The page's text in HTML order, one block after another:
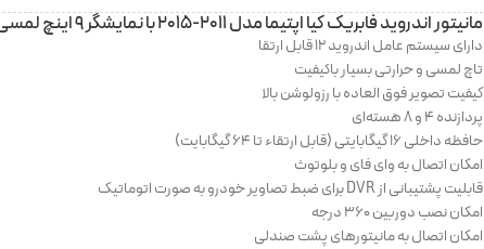
مانیتور اندروید فابریک کیا اپتیما مدل ۲۰۱۱-۲۰۱۵ با نمایشگر ۹ اینچ لمسی
دارای سیستم عامل اندروید 12 قابل ارتقا
تاچ لمسی و حرارتی بسیار باکیفیت
کیفیت تصویر فوق العاده با رزولوشن بالا
پردازنده 4 و 8 هسته‌ای
حافظه داخلی 16 گیگابایتی (قابل ارتقاء تا 64 گیگابایت)
امکان اتصال به وای فای و بلوتوث
قابلیت پشتیبانی از DVR برای ضبط تصاویر خودرو به صورت اتوماتیک
امکان نصب دوربین 360 درجه
امکان اتصال به مانیتورهای پشت صندلی